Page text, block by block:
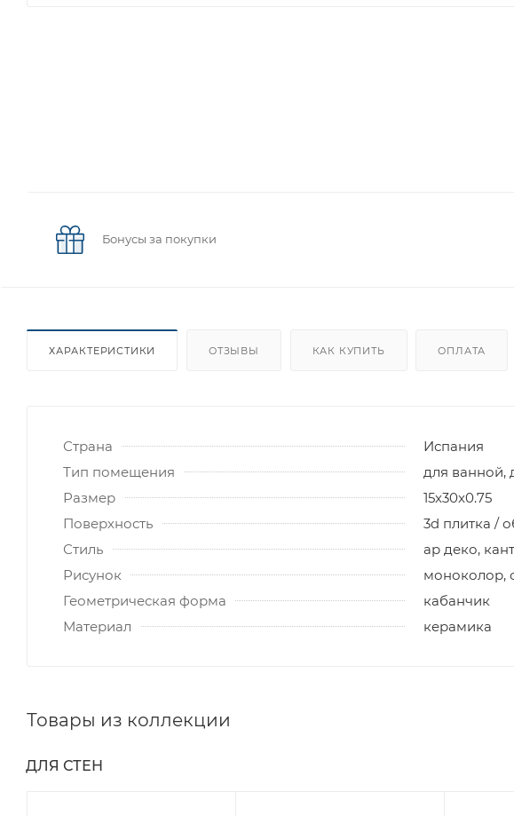
Бонусы за покупки
ХАРАКТЕРИСТИКИ ОТЗЫВЫ КАК КУПИТЬ ОПЛАТА
Страна
Испания
Тип помещения
для ванной,
Размер
15x30x0.75
Поверхность
3d плитка /
Стиль
ар деко,
Рисунок
моноколор,
Геометрическая форма
кабанчик
Материал
керамика
Товары из коллекции
ДЛЯ СТЕН